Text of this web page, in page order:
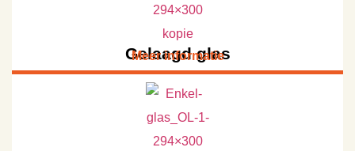
Gelaagd glas
Meer informatie